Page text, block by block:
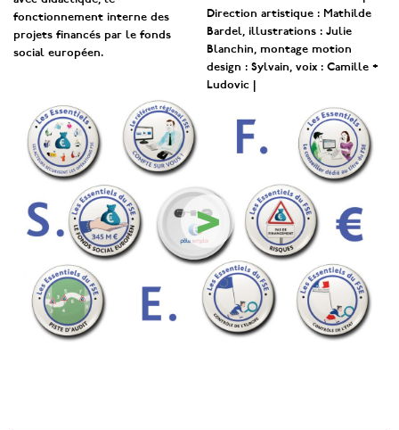
fonctionnement interne des
projets financés par le fonds
social européen.
Direction artistique : Mathilde
Bardel, illustrations : Julie
Blanchin, montage motion
design : Sylvain, voix : Camille +
Ludovic |
>